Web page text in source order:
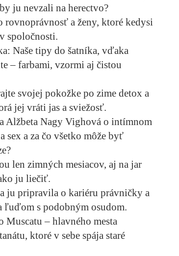
ju nevzali na herectvo?
rovnoprávnosť a ženy, ktoré kedysi
spoločnosti.
Naše tipy do šatníka, vďaka
– farbami, vzormi aj čistou
svojej pokožke po zime detox a
jej vráti jas a sviežosť.
Alžbeta Nagy Vighová o intímnom
sex a za čo všetko môže byť
len zimných mesiacov, aj na jar
ju liečiť.
ju pripravila o kariéru právničky a
ľuďom s podobným osudom.
Muscatu – hlavného mesta
ktoré v sebe spája staré